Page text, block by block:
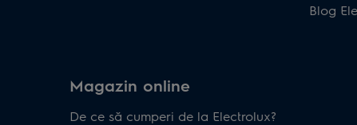
Blog
Magazin online
De ce să cumperi de la Electrolux?